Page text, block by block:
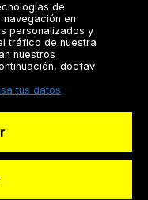
de
en
personalizados y
tráfico de nuestra
nuestros
docfav
tus datos